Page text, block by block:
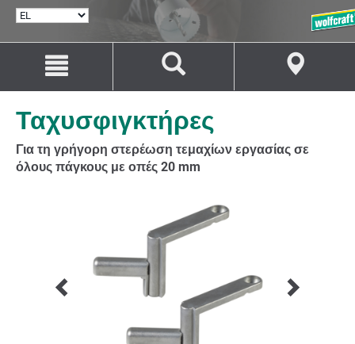
ΕΠΙΛΟΓΉ
Μετάβαση
περιεχόμενο
Μετάβαση
πλοήγηση
Ταχυσφιγκτήρες
Για τη γρήγορη στερέωση τεμαχίων εργασίας σε
όλους πάγκους με οπές 20 mm